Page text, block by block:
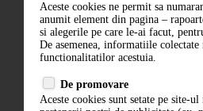
Aceste cookies ne permit sa
anumit element din pagina –
si alegerile pe care le-ai facut,
De asemenea, informatiile
functionalitatilor acestuia.
De promovare
Aceste cookies sunt setate pe site-